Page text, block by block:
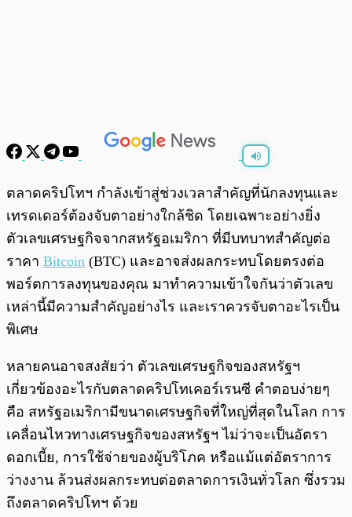
พร้อมเล่น 0:00
ตลาดคริปโทฯ กำลังเข้าสู่ช่วงเวลาสำคัญที่นักลงทุนและ
เทรดเดอร์ต้องจับตาอย่างใกล้ชิด โดยเฉพาะอย่างยิ่ง
ตัวเลขเศรษฐกิจจากสหรัฐอเมริกา ที่มีบทบาทสำคัญต่อ
ราคา Bitcoin (BTC) และอาจส่งผลกระทบโดยตรงต่อ
พอร์ตการลงทุนของคุณ มาทำความเข้าใจกันว่าตัวเลข
เหล่านี้มีความสำคัญอย่างไร และเราควรจับตาอะไรเป็น
พิเศษ
หลายคนอาจสงสัยว่า ตัวเลขเศรษฐกิจของสหรัฐฯ
เกี่ยวข้องอะไรกับตลาดคริปโทเคอร์เรนซี คำตอบง่ายๆ
คือ สหรัฐอเมริกามีขนาดเศรษฐกิจที่ใหญ่ที่สุดในโลก การ
เคลื่อนไหวทางเศรษฐกิจของสหรัฐฯ ไม่ว่าจะเป็นอัตรา
ดอกเบี้ย, การใช้จ่ายของผู้บริโภค หรือแม้แต่อัตราการ
ว่างงาน ล้วนส่งผลกระทบต่อตลาดการเงินทั่วโลก ซึ่งรวม
ถึงตลาดคริปโทฯ ด้วย